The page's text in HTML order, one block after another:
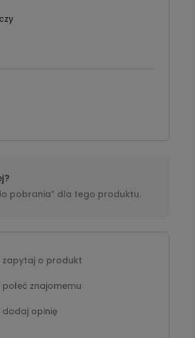
pobrania” dla tego produktu.
zapytaj o produkt
poleć znajomemu
dodaj opinię